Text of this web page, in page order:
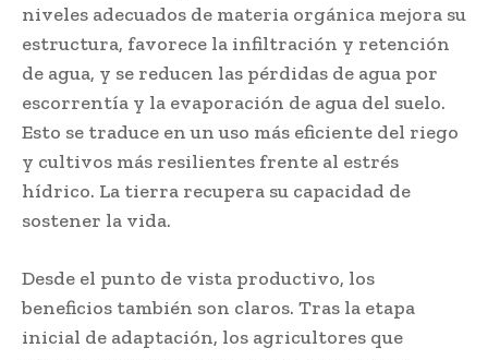
niveles adecuados de materia orgánica mejora su
estructura, favorece la infiltración y retención
de agua, y se reducen las pérdidas de agua por
escorrentía y la evaporación de agua del suelo.
Esto se traduce en un uso más eficiente del riego
y cultivos más resilientes frente al estrés
hídrico. La tierra recupera su capacidad de
sostener la vida.
Desde el punto de vista productivo, los
beneficios también son claros. Tras la etapa
inicial de adaptación, los agricultores que